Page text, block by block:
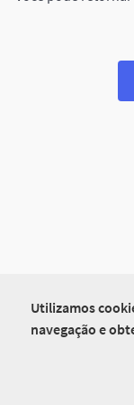
Utilizamos
navegação e